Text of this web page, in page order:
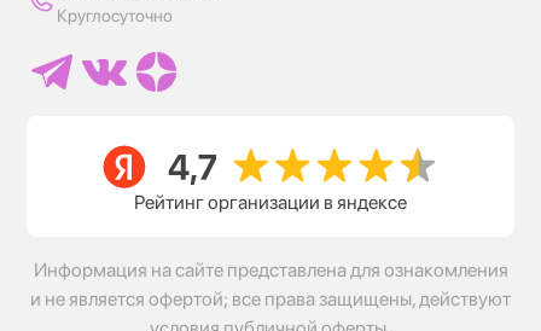
Круглосуточно
Рейтинг организации в яндексе
Информация на сайте представлена для ознакомления
и не является офертой; все права защищены, действуют